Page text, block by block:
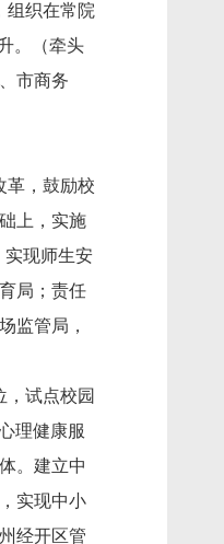
组织在常院
。（牵头
市商务
革，鼓励校
上，实施
实现师生安
局；责任
监管局，
试点校园
理健康服
。建立中
实现中小
经开区管